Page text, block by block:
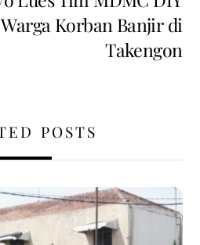
Korban Banjir di
Takengon
POSTS